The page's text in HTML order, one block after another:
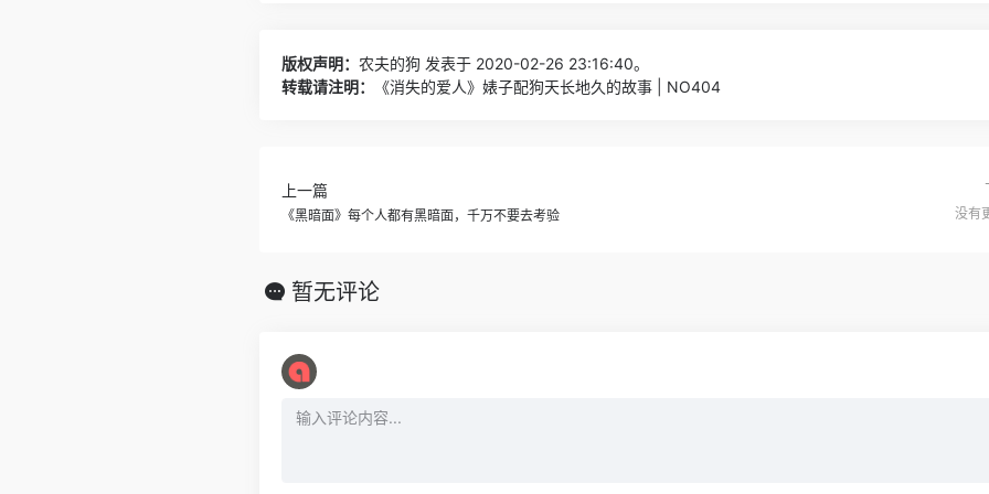
版权声明： 农夫的狗 发表于 2020-02-26 23:16:40。
转载请注明：
《消失的爱人》婊子配狗天长地久的故事 | NO404
上一篇
《黑暗面》每个人都有黑暗面，千万不要去考验 没有
暂无评论